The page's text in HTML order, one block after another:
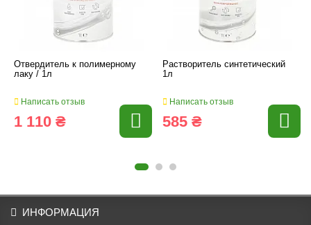
Отвердитель к полимерному
лаку / 1л
Написать отзыв
1 110 ₴
Растворитель синтетический
1л
Написать отзыв
585 ₴
ИНФОРМАЦИЯ